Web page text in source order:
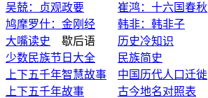
吴兢：贞观政要
崔鸿：十六国春秋
鸠摩罗什：金刚经
韩非：韩非子
大嘴读史 歇后语 历史冷知识
少数民族节日大全
民族简史
上下五千年智慧故事
中国历代人口迁徙
上下五千年故事
古今地名对照表